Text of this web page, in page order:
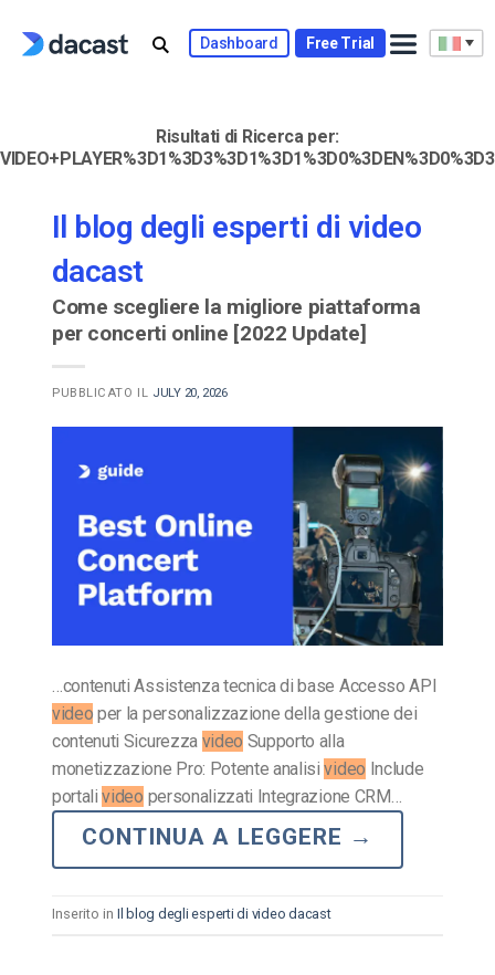
Dashboard Free Trial
Risultati di Ricerca per:
Il blog degli esperti di video
dacast
Come scegliere la migliore piattaforma
per concerti online [2022 Update]
PUBBLICATO IL JULY 20, 2026
…contenuti Assistenza tecnica di base Accesso API
video per la personalizzazione della gestione dei
contenuti Sicurezza video Supporto alla
monetizzazione Pro: Potente analisivideo Include
portalivideo personalizzati Integrazione CRM…
CONTINUA A LEGGERE →
Inserito in Il blog degli esperti di video dacast